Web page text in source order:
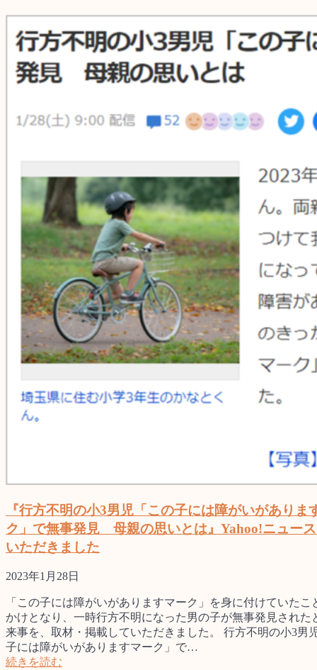
『行方不明の小3男児「この子には障がいがありま
ク」で無事発見 母親の思いとは』Yahoo!ニュー
いただきました
2023年1月28日
「この子には障がいがありますマーク」を身に付けていたこ
かけとなり、一時行方不明になった男の子が無事発見された
来事を、取材・掲載していただきました。 行方不明の小3男
子には障がいがありますマーク」で…
続きを読む